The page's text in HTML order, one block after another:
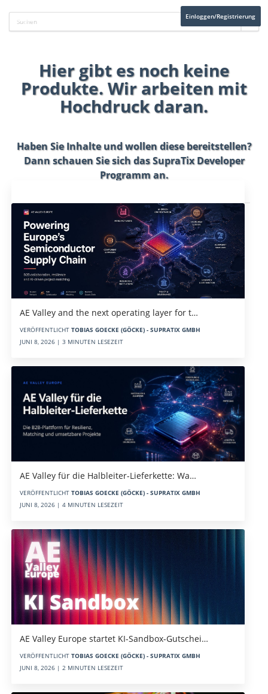
Einloggen/Registrierung
Hier gibt es noch keine
Produkte. Wir arbeiten mit
Hochdruck daran.
Haben Sie Inhalte und wollen diese bereitstellen?
Dann schauen Sie sich dasSupraTix Developer
Programman.
AE Valley and the next operating layer for t…
VERÖFFENTLICHT TOBIAS GOECKE (GÖCKE) - SUPRATIX GMBH
JUNI 8, 2026 | 3 MINUTEN LESEZEIT
AE Valley für die Halbleiter-Lieferkette: Wa…
VERÖFFENTLICHT TOBIAS GOECKE (GÖCKE) - SUPRATIX GMBH
JUNI 8, 2026 | 4 MINUTEN LESEZEIT
AE Valley Europe startet KI-Sandbox-Gutschei…
VERÖFFENTLICHT TOBIAS GOECKE (GÖCKE) - SUPRATIX GMBH
JUNI 8, 2026 | 2 MINUTEN LESEZEIT